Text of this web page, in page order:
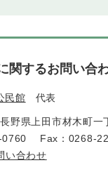
関するお問い合
民館 代表
長野県上田市材木町一
Fax：0268-
い合わせ